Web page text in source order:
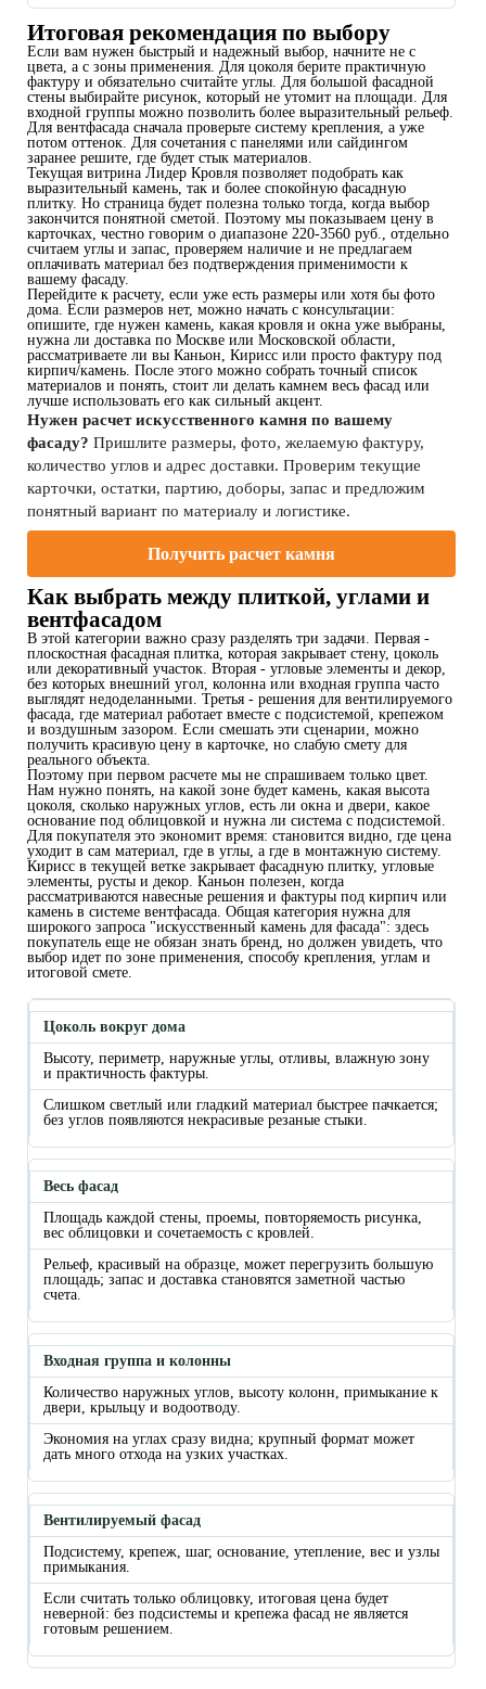
Итоговая рекомендация по выбору
Если вам нужен быстрый и надежный выбор, начните не с
цвета, а с зоны применения. Для цоколя берите практичную
фактуру и обязательно считайте углы. Для большой фасадной
стены выбирайте рисунок, который не утомит на площади. Для
входной группы можно позволить более выразительный рельеф.
Для вентфасада сначала проверьте систему крепления, а уже
потом оттенок. Для сочетания с панелями или сайдингом
заранее решите, где будет стык материалов.
Текущая витрина Лидер Кровля позволяет подобрать как
выразительный камень, так и более спокойную фасадную
плитку. Но страница будет полезна только тогда, когда выбор
закончится понятной сметой. Поэтому мы показываем цену в
карточках, честно говорим о диапазоне 220-3560 руб., отдельно
считаем углы и запас, проверяем наличие и не предлагаем
оплачивать материал без подтверждения применимости к
вашему фасаду.
Перейдите к расчету, если уже есть размеры или хотя бы фото
дома. Если размеров нет, можно начать с консультации:
опишите, где нужен камень, какая кровля и окна уже выбраны,
нужна ли доставка по Москве или Московской области,
рассматриваете ли вы Каньон, Кирисс или просто фактуру под
кирпич/камень. После этого можно собрать точный список
материалов и понять, стоит ли делать камнем весь фасад или
лучше использовать его как сильный акцент.
Нужен расчет искусственного камня по вашему
фасаду? Пришлите размеры, фото, желаемую фактуру,
количество углов и адрес доставки. Проверим текущие
карточки, остатки, партию, доборы, запас и предложим
понятный вариант по материалу и логистике.
Получить расчет камня
Как выбрать между плиткой, углами и
вентфасадом
В этой категории важно сразу разделять три задачи. Первая -
плоскостная фасадная плитка, которая закрывает стену, цоколь
или декоративный участок. Вторая - угловые элементы и декор,
без которых внешний угол, колонна или входная группа часто
выглядят недоделанными. Третья - решения для вентилируемого
фасада, где материал работает вместе с подсистемой, крепежом
и воздушным зазором. Если смешать эти сценарии, можно
получить красивую цену в карточке, но слабую смету для
реального объекта.
Поэтому при первом расчете мы не спрашиваем только цвет.
Нам нужно понять, на какой зоне будет камень, какая высота
цоколя, сколько наружных углов, есть ли окна и двери, какое
основание под облицовкой и нужна ли система с подсистемой.
Для покупателя это экономит время: становится видно, где цена
уходит в сам материал, где в углы, а где в монтажную систему.
Кирисс в текущей ветке закрывает фасадную плитку, угловые
элементы, русты и декор. Каньон полезен, когда
рассматриваются навесные решения и фактуры под кирпич или
камень в системе вентфасада. Общая категория нужна для
широкого запроса "искусственный камень для фасада": здесь
покупатель еще не обязан знать бренд, но должен увидеть, что
выбор идет по зоне применения, способу крепления, углам и
итоговой смете.
Цоколь вокруг дома
Высоту, периметр, наружные углы, отливы, влажную зону
и практичность фактуры.
Слишком светлый или гладкий материал быстрее пачкается;
без углов появляются некрасивые резаные стыки.
Весь фасад
Площадь каждой стены, проемы, повторяемость рисунка,
вес облицовки и сочетаемость с кровлей.
Рельеф, красивый на образце, может перегрузить большую
площадь; запас и доставка становятся заметной частью
счета.
Входная группа и колонны
Количество наружных углов, высоту колонн, примыкание к
двери, крыльцу и водоотводу.
Экономия на углах сразу видна; крупный формат может
дать много отхода на узких участках.
Вентилируемый фасад
Подсистему, крепеж, шаг, основание, утепление, вес и узлы
примыкания.
Если считать только облицовку, итоговая цена будет
неверной: без подсистемы и крепежа фасад не является
готовым решением.